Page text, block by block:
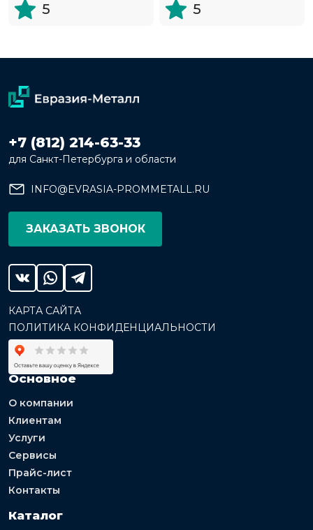
5 5
+7 (812) 214-63-33
для Санкт-Петербурга и области
INFO@EVRASIA-PROMMETALL.RU
ЗАКАЗАТЬ ЗВОНОК
КАРТА САЙТА
ПОЛИТИКА КОНФИДЕНЦИАЛЬНОСТИ
Основное
О компании
Клиентам
Услуги
Сервисы
Прайс-лист
Контакты
Каталог